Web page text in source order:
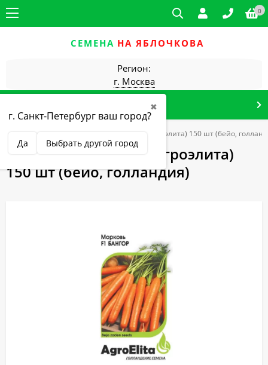
0
СЕМЕНА НА ЯБЛОЧКОВА
Регион:
г. Москва
✖
г. Санкт-Петербург ваш город?
Да Выбрать другой город
морковь Морковь Бангор F1 (агроэлита) 150 шт (бейо,
Морковь Бангор F1 (агроэлита)
150 шт (бейо, голландия)